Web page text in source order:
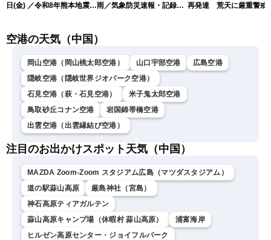
日(金) ／令和8年熊本地震情
ーン・駒木結衣／内藤邦
雨／気象防災速報・記録的 再発達 荒天に厳重警戒
空港の天気（中国）
岡山空港（岡山桃太郎空港） 山口宇部空港
広島空港
隠岐空港（隠岐世界ジオパーク空港）
石見空港（萩・石見空港）
米子鬼太郎空港
鳥取砂丘コナン空港
岩国錦帯橋空港
出雲空港（出雲縁結び空港）
注目のお出かけスポット天気（中国）
MAZDA Zoom-Zoom スタジアム広島（マツダスタジアム）
道の駅蒜山高原
厳島神社（宮島）
神石高原ティアガルテン
蒜山高原キャンプ場（休暇村 蒜山高原）
浦富海岸
ヒルゼン高原センター・ジョイフルパーク